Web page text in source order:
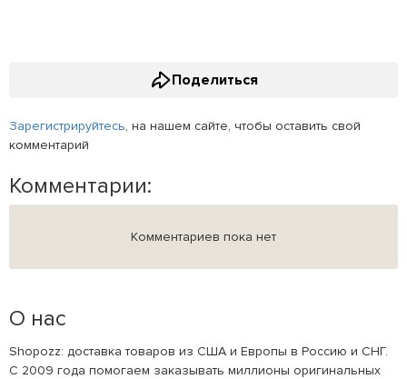
Поделиться
Зарегистрируйтесь, на нашем сайте, чтобы оставить свой
комментарий
Комментарии:
Комментариев пока нет
О нас
Shopozz: доставка товаров из США и Европы в Россию и СНГ.
С 2009 года помогаем заказывать миллионы оригинальных